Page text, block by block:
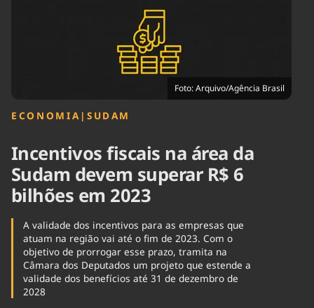
Infraestrutura
Internacional
Foto: Arquivo/Agência Brasil
ECONOMIA | SUDAM
Incentivos fiscais na área da
Sudam devem superar R$ 6
bilhões em 2023
A validade dos incentivos para as empresas que
atuam na região vai até o fim de 2023. Com o
objetivo de prorrogar esse prazo, tramita na
Câmara dos Deputados um projeto que estende a
validade dos benefícios até 31 de dezembro de
2028